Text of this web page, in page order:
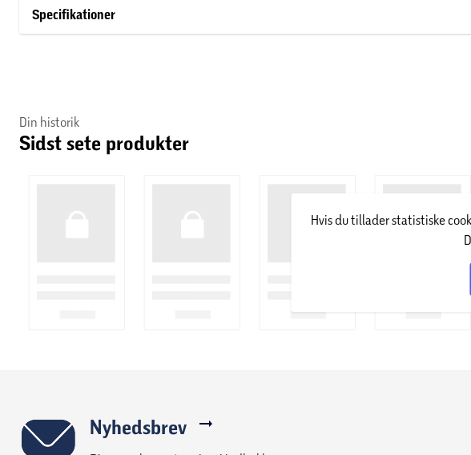
tidløst element i din indretning.
Specifikationer
Din historik
Sidst sete produkter
Hvis du tillader statistiske
Nyhedsbrev